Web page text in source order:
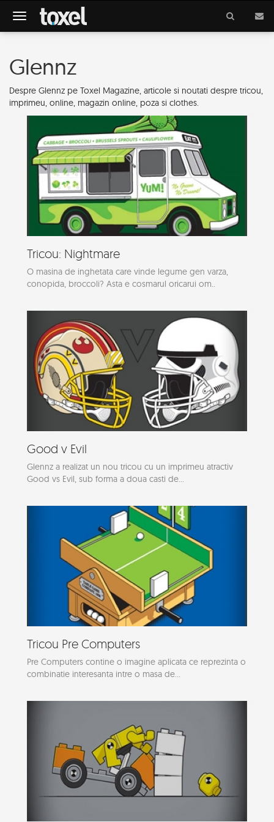
Meniu
Glennz
Despre Glennz pe Toxel Magazine, articole si noutati despre tricou,
imprimeu, online, magazin online, poza si clothes.
Tricou: Nightmare
O masina de inghetata care vinde legume gen varza,
conopida, broccoli? Asta e cosmarul oricarui om..
Good v Evil
Glennz a realizat un nou tricou cu un imprimeu atractiv
Good vs Evil, sub forma a doua casti de...
Tricou Pre Computers
Pre Computers contine o imagine aplicata ce reprezinta o
combinatie interesanta intre o masa de...